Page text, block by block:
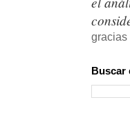
gracias
Buscar